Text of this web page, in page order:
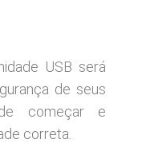
USB será
de seus
começar e
correta.